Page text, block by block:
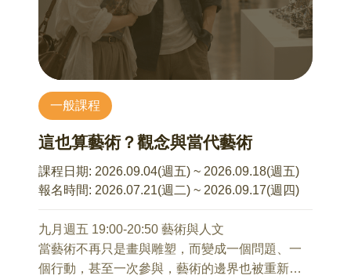
黃閎新 臨床心理師
本場講座由本會與張老師基金會合作辦理
適合對象:國小~高中孩子的家長
近年網路的快速傳播，孩子們交友管道變的多
子在虛實互動中多面臨到社群焦慮、分不清真假
讓有教養議題的大眾能學習如何因應與陪伴孩子
面對網路人際互動議題。
本系列講座不接受當天報名
形體的純粹追求出發，銜接野口勇（Isamu
Noguchi）將藝術帶入公共景觀的實踐，並透過里
查．塞拉（Richard Serra）與瑞秋．懷特瑞德
（RachelWhiteread）的作品，探討身體、建築與
析羅勃．史密森（Robert Smithson）、克里斯多
地景藝術構想。最後談談理查．龍（Richard
Long）如何打破美術館牆垣，以大地、物質與行
走的軌跡作為媒介。 透過這條清晰的觀念脈絡，
維空間關係的思考，介入空間、界定人在其中的
互動關係，環境與生態的「地景藝術」（Land
Art），並從中建立解讀當代藝術的空間設想及批
一、前言
二、認識失智症
三、失智之評量方法
四、失智症之中醫治療
五、預防失智之中醫保健
六、預防失智之生活建議
10/16 中醫養生的易經原理
曾文俊 醫師
一、易經基礎概念簡介
二、八卦對應
三、十二辟卦
四、人身小天地
一般課程
這也算藝術？觀念與當代藝術
課程日期: 2026.09.04(週五) ~ 2026.09.18(週五)
報名時間: 2026.07.21(週二) ~ 2026.09.17(週四)
九月週五 19:00-20:50 藝術與人文
當藝術不再只是畫與雕塑，而變成一個問題、一
個行動，甚至一次參與，藝術的邊界也被重新定